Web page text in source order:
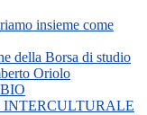
insieme come
della Borsa di studio
Oriolo